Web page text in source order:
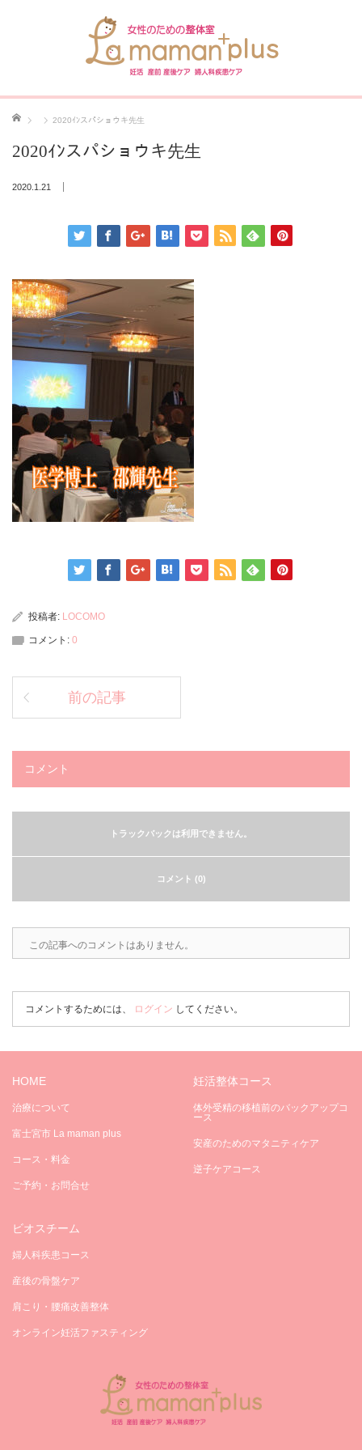
ホーム 2020ｲﾝスパショウキ先生
2020ｲﾝスパショウキ先生
2020.1.21
投稿者: LOCOMO
コメント: 0
前の記事
コメント
トラックバックは利用できません。
コメント (0)
この記事へのコメントはありません。
コメントするためには、 ログイン してください。
HOME
治療について
富士宮市 La maman plus
コース・料金
ご予約・お問合せ
妊活整体コース
体外受精の移植前のバックアップコ
ース
安産のためのマタニティケア
逆子ケアコース
ビオスチーム
婦人科疾患コース
産後の骨盤ケア
肩こり・腰痛改善整体
オンライン妊活ファスティング